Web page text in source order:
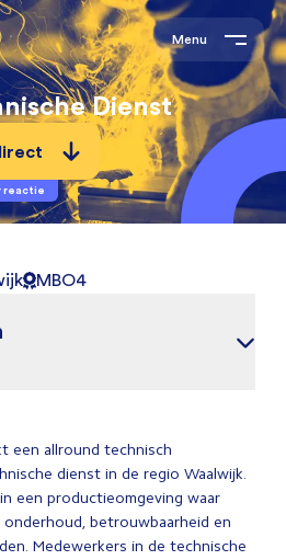
Menu
Dienst
reactie
MBO4
een allround technisch
dienst in de regio Waalwijk.
een productieomgeving waar
betrouwbaarheid en
Medewerkers in de technische